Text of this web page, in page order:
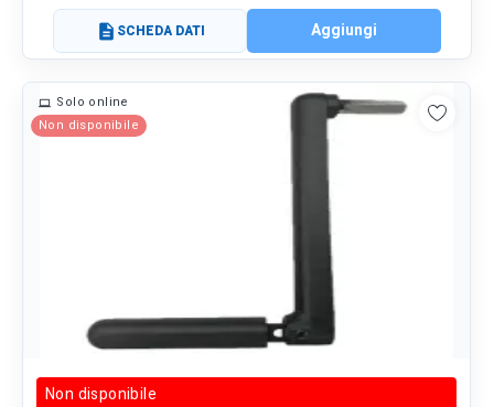
description SCHEDA DATI Aggiungi
Solo online
Non disponibile
Non disponibile